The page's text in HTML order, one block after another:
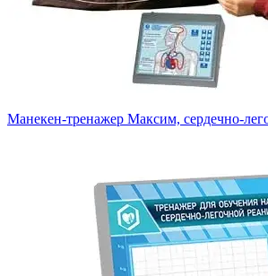
Манекен-тренажер Максим, сердечно-